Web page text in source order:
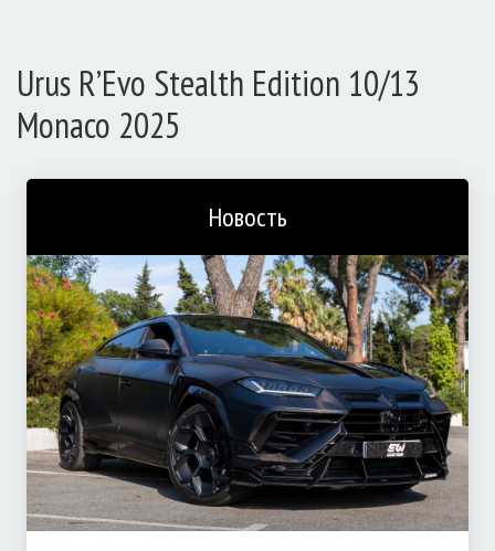
Urus R’Evo Stealth Edition 10/13
Monaco 2025
Новость